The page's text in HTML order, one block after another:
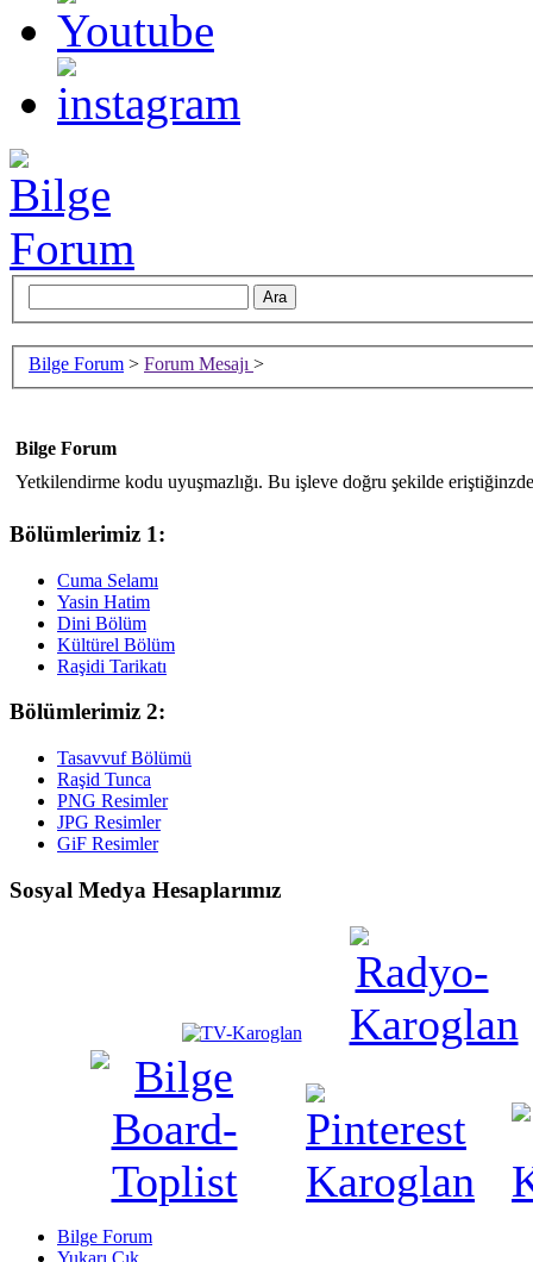
Bilge Forum > Forum Mesajı >
Bilge Forum
Yetkilendirme kodu uyuşmazlığı. Bu işleve doğru şekilde
Bölümlerimiz 1:
Cuma Selamı
Yasin Hatim
Dini Bölüm
Kültürel Bölüm
Raşidi Tarikatı
Bölümlerimiz 2:
Tasavvuf Bölümü
Raşid Tunca
PNG Resimler
JPG Resimler
GiF Resimler
Sosyal Medya Hesaplarımız
Bilge Forum
Yukarı Çık